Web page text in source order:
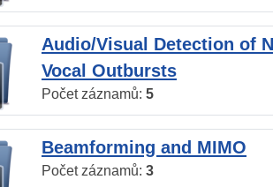
Audio/Visual Detection of
Vocal Outbursts
Počet záznamů: 5
Beamforming and MIMO
Počet záznamů: 3